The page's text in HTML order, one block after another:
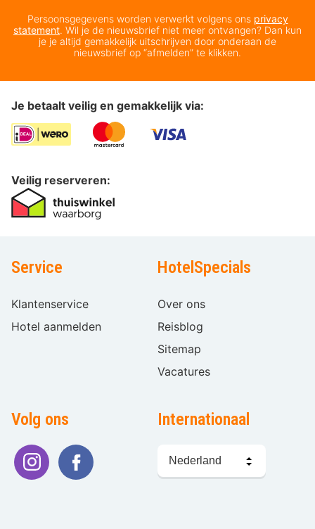
Persoonsgegevens worden verwerkt volgens ons privacy
statement. Wil je de nieuwsbrief niet meer ontvangen? Dan kun
je je altijd gemakkelijk uitschrijven door onderaan de
nieuwsbrief op “afmelden” te klikken.
Je betaalt veilig en gemakkelijk via:
Veilig reserveren:
Service
Klantenservice
Hotel aanmelden
HotelSpecials
Over ons
Reisblog
Sitemap
Vacatures
Volg ons Internationaal
kiezen